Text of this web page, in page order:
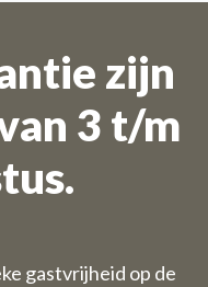
zijn
3 t/m
gastvrijheid op de
mogelijk
juli t/m 11